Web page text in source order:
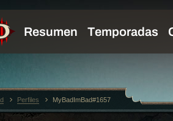
Perfiles MyBadImBad#1657